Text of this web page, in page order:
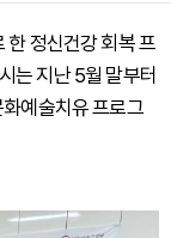
정신건강 회복 프
는 지난 5월 말부터
예술치유 프로그